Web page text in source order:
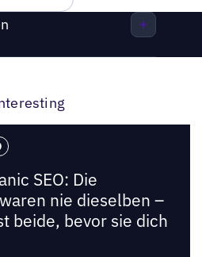
SEO: Die
nie dieselben –
beide, bevor sie dich